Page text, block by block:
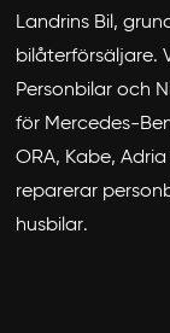
Landrins Bil,
bilåterförsäljare.
Personbilar och
för Mercedes-
ORA, Kabe,
reparerar
husbilar.